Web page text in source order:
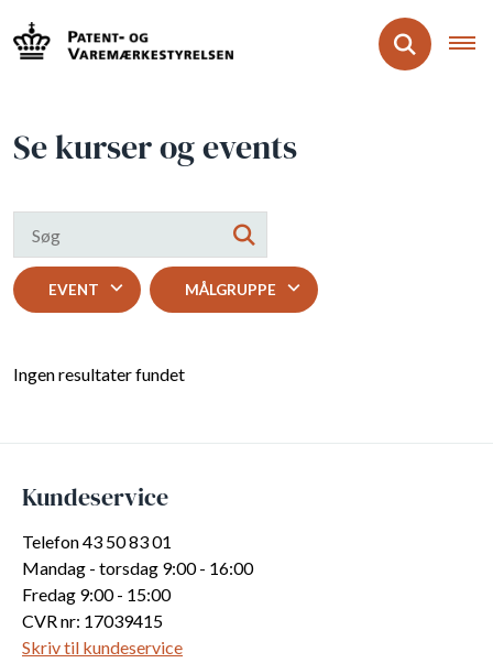
Se kurser og events
EVENT MÅLGRUPPE
Ingen resultater fundet
Kundeservice
Telefon 43 50 83 01
Mandag - torsdag 9:00 - 16:00
Fredag 9:00 - 15:00
CVR nr: 17039415
Skriv til kundeservice